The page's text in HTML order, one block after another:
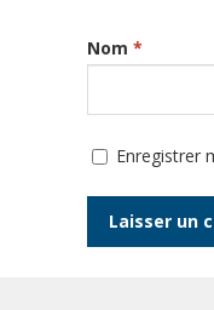
Nom *
Enregistrer